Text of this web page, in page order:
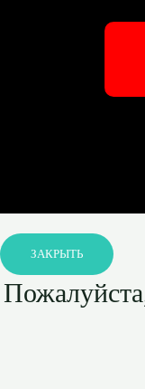
ЗАКРЫТЬ